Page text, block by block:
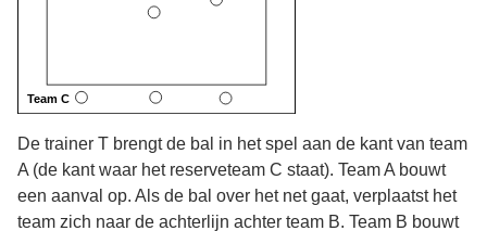
De trainer T brengt de bal in het spel aan de kant van team
A (de kant waar het reserveteam C staat). Team A bouwt
een aanval op. Als de bal over het net gaat, verplaatst het
team zich naar de achterlijn achter team B. Team B bouwt